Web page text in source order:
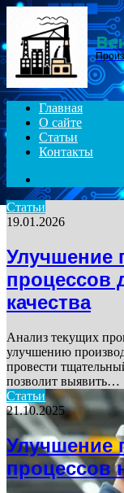
Главная
О сайте
Статьи
Контакты
for
Статьи
19.01.2026
Улучшение
процессов
качества
Анализ текущих
улучшению
провести
позволит выявить…
Статьи
21.10.2025
Улучшение
процессов